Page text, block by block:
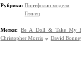
Рубрики: Портфолио модели
Глянец
Метки: Be A Doll & Take My
Christopher Morris
David